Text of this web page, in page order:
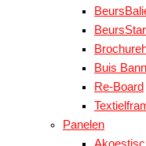
Buis
Re-Board
Panelen